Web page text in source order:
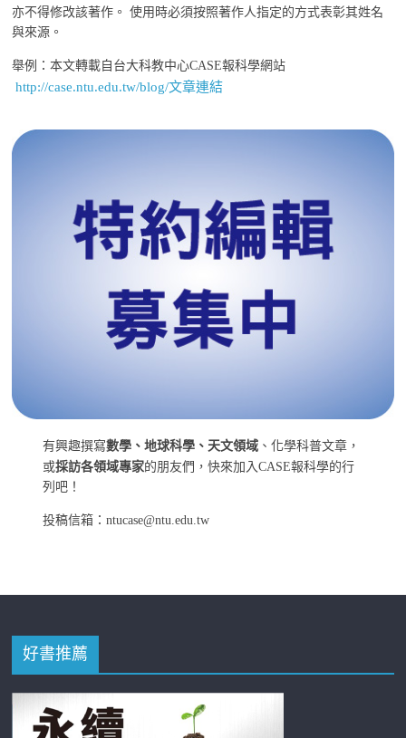
亦不得修改該著作。 使用時必須按照著作人指定的方式表彰其姓名
與來源。
舉例：本文轉載自台大科教中心CASE報科學網站
http://case.ntu.edu.tw/blog/文章連結
有興趣撰寫數學、地球科學、天文領域 、化學科普文章，
或採訪各領域專家的朋友們，快來加入CASE報科學的行
列吧！
投稿信箱：ntucase@ntu.edu.tw
好書推薦